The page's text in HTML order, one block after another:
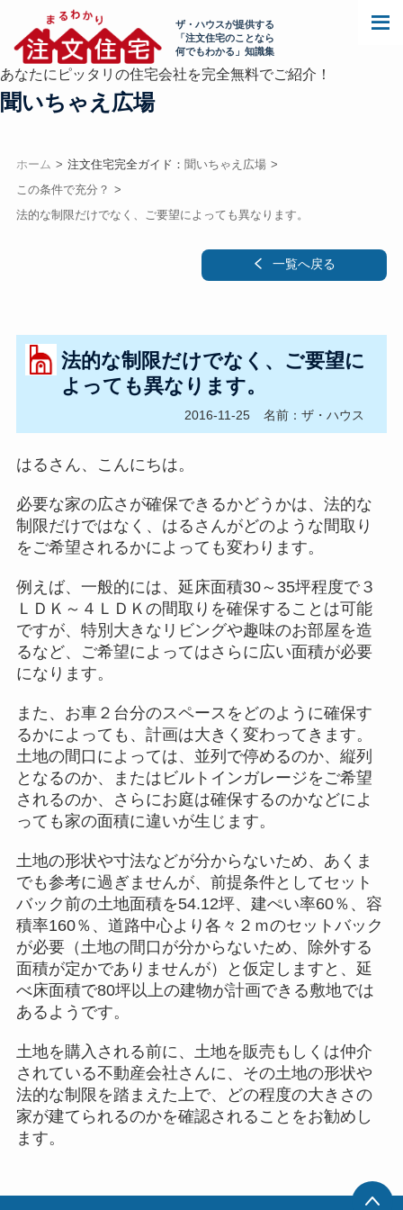
ザ・ハウスが提供する
「注文住宅のことなら
何でもわかる」知識集
あなたにピッタリの住宅会社を完全無料でご紹介！
聞いちゃえ広場
ホーム 注文住宅完全ガイド： 聞いちゃえ広場
この条件で充分？
法的な制限だけでなく、ご要望によっても異なります。
一覧へ戻る
法的な制限だけでなく、ご要望に
よっても異なります。
2016-11-25 名前：ザ・ハウス
はるさん、こんにちは。
必要な家の広さが確保できるかどうかは、法的な
制限だけではなく、はるさんがどのような間取り
をご希望されるかによっても変わります。
例えば、一般的には、延床面積30～35坪程度で３
ＬＤＫ～４ＬＤＫの間取りを確保することは可能
ですが、特別大きなリビングや趣味のお部屋を造
るなど、ご希望によってはさらに広い面積が必要
になります。
また、お車２台分のスペースをどのように確保す
るかによっても、計画は大きく変わってきます。
土地の間口によっては、並列で停めるのか、縦列
となるのか、またはビルトインガレージをご希望
されるのか、さらにお庭は確保するのかなどによ
っても家の面積に違いが生じます。
土地の形状や寸法などが分からないため、あくま
でも参考に過ぎませんが、前提条件としてセット
バック前の土地面積を54.12坪、建ぺい率60％、容
積率160％、道路中心より各々２ｍのセットバック
が必要（土地の間口が分からないため、除外する
面積が定かでありませんが）と仮定しますと、延
べ床面積で80坪以上の建物が計画できる敷地では
あるようです。
土地を購入される前に、土地を販売もしくは仲介
されている不動産会社さんに、その土地の形状や
法的な制限を踏まえた上で、どの程度の大きさの
家が建てられるのかを確認されることをお勧めし
ます。